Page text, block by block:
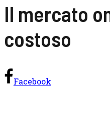
Il mercato
costoso
Facebook